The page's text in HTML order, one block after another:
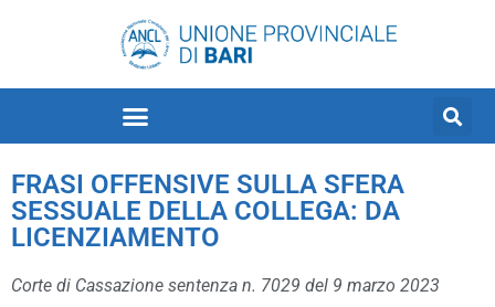
FRASI OFFENSIVE SULLA SFERA
SESSUALE DELLA COLLEGA: DA
LICENZIAMENTO
Corte di Cassazione sentenza n. 7029 del 9 marzo 2023